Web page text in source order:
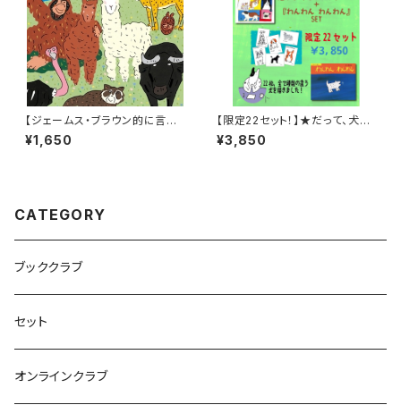
【ジェームス・ブラウン的に言え
ば「ゲロッパ！」的な絵本！】『どう
どうどうどう どうぶつえん』
¥1,650
【限定22セット！】★だって、犬が
好きだもの！★『いぬはともだ
ち』＋描き下ろし「犬」ポストカー
¥3,850
CATEGORY
ブッククラブ
セット
オンラインクラブ